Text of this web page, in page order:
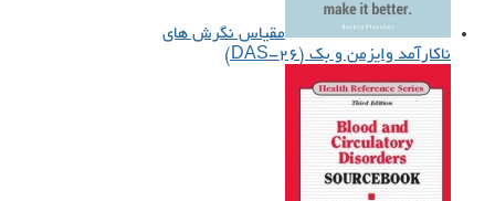
مقیاس نگرش‌ های
ناکارآمد وایزمن و بک (DAS-26)